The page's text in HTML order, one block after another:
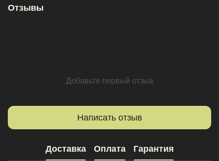
Отзывы
Добавьте первый отзыв
Написать отзыв
Доставка Оплата Гарантия